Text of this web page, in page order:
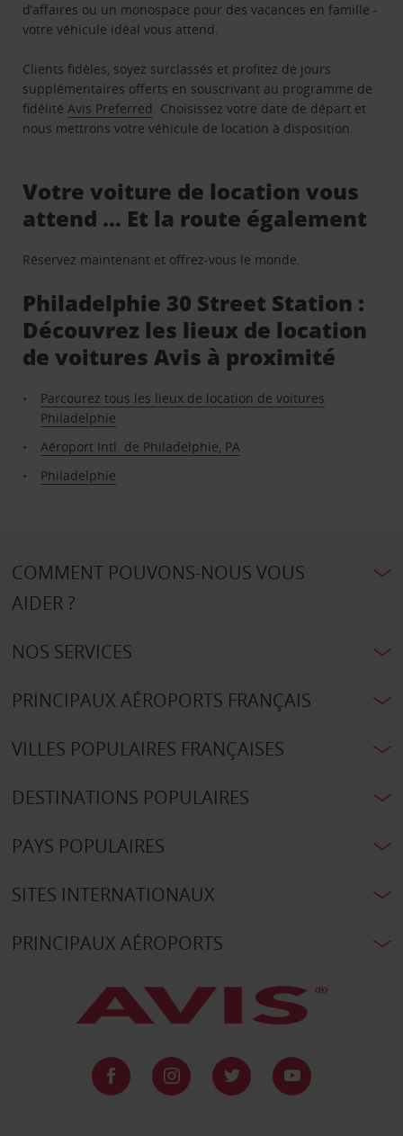
d’affaires ou un monospace pour des vacances en famille -
votre véhicule idéal vous attend.
Clients fidèles, soyez surclassés et profitez de jours
supplémentaires offerts en souscrivant au programme de
fidélitéAvis Preferred. Choisissez votre date de départ et
nous mettrons votre véhicule de location à disposition.
Votre voiture de location vous
attend … Et la route également
Réservez maintenant et offrez-vous le monde.
Philadelphie 30 Street Station :
Découvrez les lieux de location
de voitures Avis à proximité
Parcourez tous les lieux de location de voitures
Philadelphie
Aéroport Intl. de Philadelphie, PA
Philadelphie
COMMENT POUVONS-NOUS VOUS
AIDER ?
NOS SERVICES
PRINCIPAUX AÉROPORTS FRANÇAIS
VILLES POPULAIRES FRANÇAISES
DESTINATIONS POPULAIRES
PAYS POPULAIRES
SITES INTERNATIONAUX
PRINCIPAUX AÉROPORTS